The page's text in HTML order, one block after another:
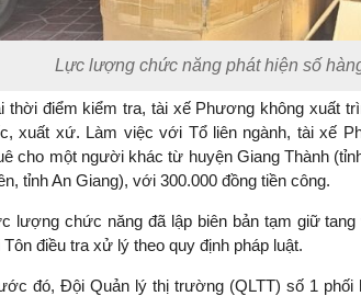
Lực lượng chức năng phát hiện số
thời điểm kiểm tra, tài xế Phương không xuất
xuất xứ. Làm việc với Tổ liên ngành, tài xế
cho một người khác từ huyện Giang Thành
tỉnh An Giang), với 300.000 đồng tiền công.
lượng chức năng đã lập biên bản tạm giữ
Tôn điều tra xử lý theo quy định pháp luật.
đó, Đội Quản lý thị trường (QLTT) số 1